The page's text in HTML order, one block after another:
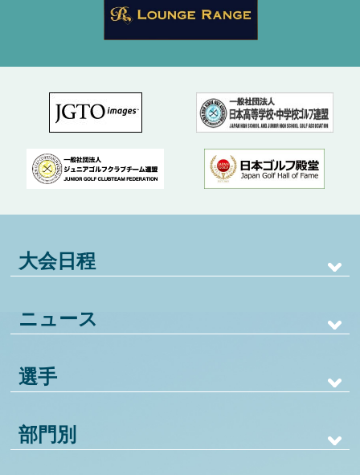
大会日程
ニュース
選手
部門別